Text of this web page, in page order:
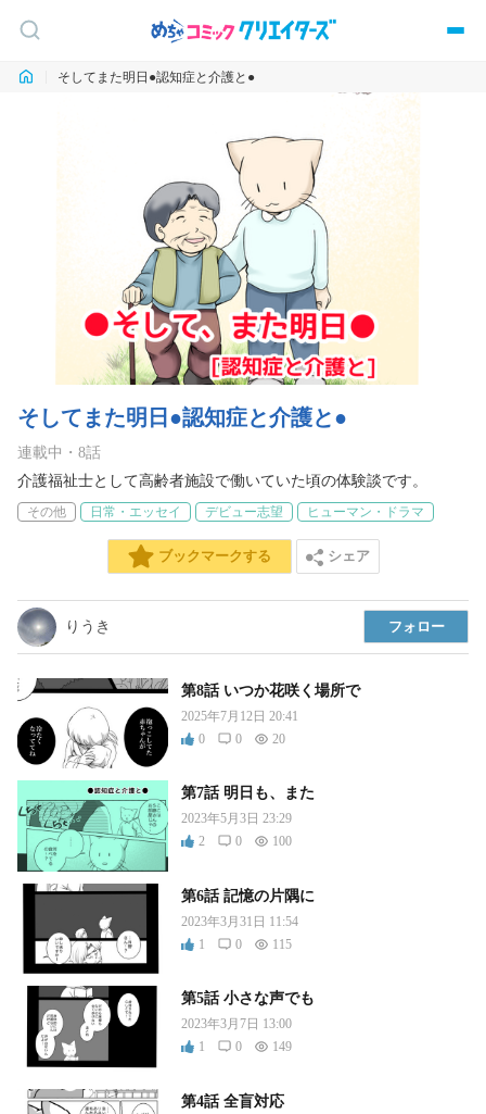
そしてまた明日●認知症と介護と●
そしてまた明日●認知症と介護と●
連載中 ・ 8話
介護福祉士として高齢者施設で働いていた頃の体験談です。
その他 日常・エッセイ デビュー志望 ヒューマン・ドラマ
ブックマークする シェア
りうき フォロー
第8話 いつか花咲く場所で
2025年7月12日 20:41
0
0 20
第7話 明日も、また
2023年5月3日 23:29
2
0 100
第6話 記憶の片隅に
2023年3月31日 11:54
1
0 115
第5話 小さな声でも
2023年3月7日 13:00
1
0 149
第4話 全盲対応